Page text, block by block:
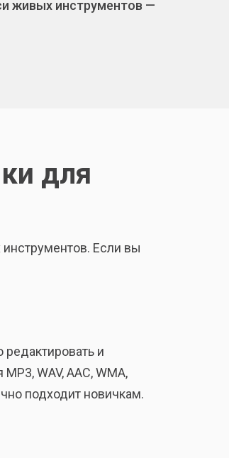
живых инструментов —
для
Если вы
и
WAV, AAC, WMA,
подходит новичкам.